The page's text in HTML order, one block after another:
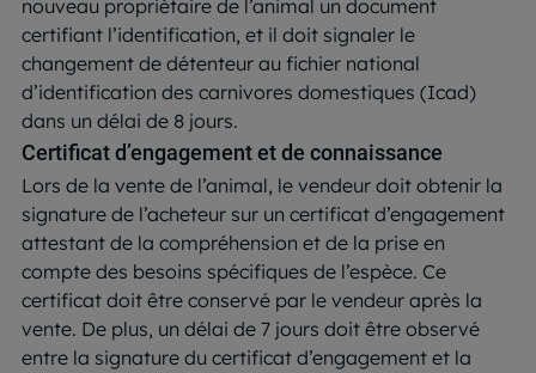
nouveau propriétaire de l’animal un document
certifiant l’identification, et il doit signaler le
changement de détenteur au fichier national
d’identification des carnivores domestiques (Icad)
dans un délai de 8 jours.
Certificat d’engagement et de connaissance
Lors de la vente de l’animal, le vendeur doit obtenir la
signature de l’acheteur sur un certificat d’engagement
attestant de la compréhension et de la prise en
compte des besoins spécifiques de l’espèce. Ce
certificat doit être conservé par le vendeur après la
vente. De plus, un délai de 7 jours doit être observé
entre la signature du certificat d’engagement et la